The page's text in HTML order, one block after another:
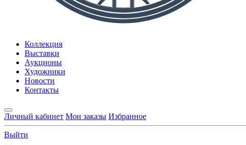
Коллекция
Выставки
Аукционы
Художники
Новости
Контакты
Личный кабинет Мои заказы Избранное
Выйти